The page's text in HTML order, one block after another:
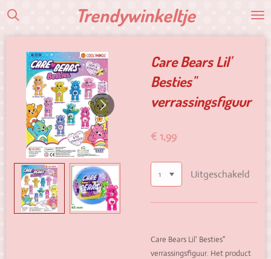
Ga
hoofdinhoud
Trendywinkeltje
Care Bears Lil'
Besties"
verrassingsfiguur
€ 1,99
Uitgeschakeld
Care Bears Lil' Besties"
verrassingsfiguur. Het product